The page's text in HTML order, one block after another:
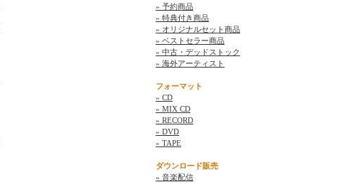
» 予約商品
» 特典付き商品
» オリジナルセット商品
» ベストセラー商品
» 中古・デッドストック
» 海外アーティスト
フォーマット
» CD
» MIX CD
» RECORD
» DVD
» TAPE
ダウンロード販売
» 音楽配信